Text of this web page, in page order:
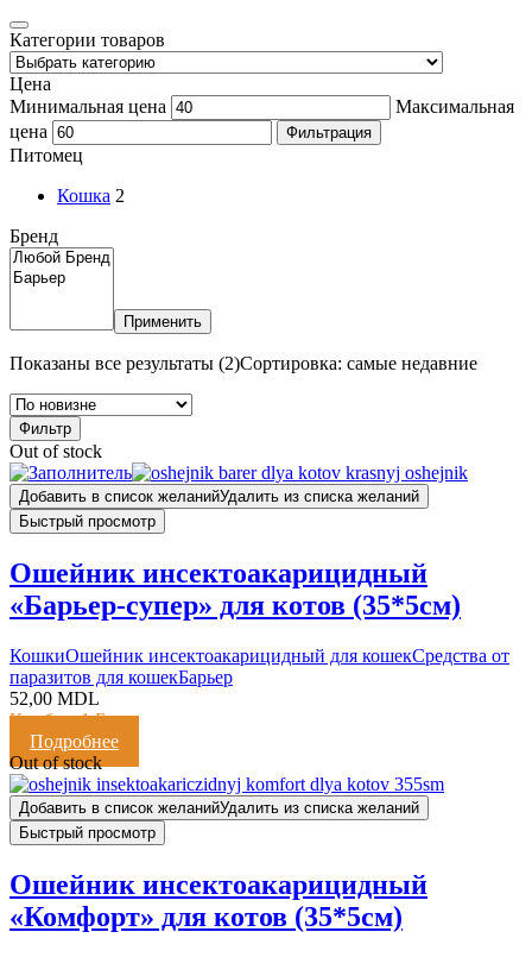
Категории товаров
Цена
Минимальная цена
Максимальная
цена
Фильтрация
Питомец
Кошка 2
Бренд
Применить
Показаны все результаты (2)Сортировка: самые недавние
Фильтр
Out of stock
Добавить в список желанийУдалить из списка желаний
Быстрый просмотр
Ошейник инсектоакарицидный
«Барьер-супер» для котов (35*5см)
КошкиОшейник инсектоакарицидный для кошекСредства от
паразитов для кошекБарьер
52,00 MDL
Кешбэк:1 Балл
Подробнее
Out of stock
Добавить в список желанийУдалить из списка желаний
Быстрый просмотр
Ошейник инсектоакарицидный
«Комфорт» для котов (35*5см)